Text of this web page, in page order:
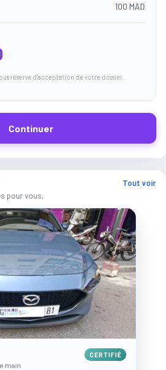
100 MAD
réserve d'acceptation de votre dossier.
Continuer
pour vous.
Tout voir
CERTIFIÉ
main